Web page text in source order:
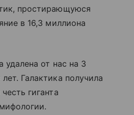
простирающуюся
в 16,3 миллиона
удалена от нас на 3
Галактика получила
гиганта